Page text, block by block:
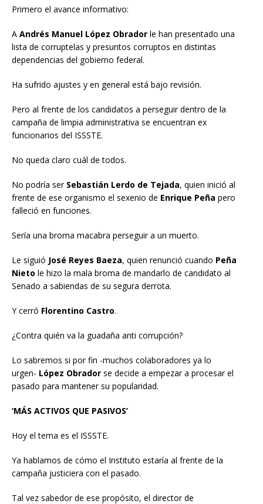
Primero el avance informativo:
A Andrés Manuel López Obrador le han presentado una
lista de corruptelas y presuntos corruptos en distintas
dependencias del gobierno federal.
Ha sufrido ajustes y en general está bajo revisión.
Pero al frente de los candidatos a perseguir dentro de la
campaña de limpia administrativa se encuentran ex
funcionarios del ISSSTE.
No queda claro cuál de todos.
No podría ser Sebastián Lerdo de Tejada, quien inició al
frente de ese organismo el sexenio de Enrique Peña pero
falleció en funciones.
Sería una broma macabra perseguir a un muerto.
Le siguió José Reyes Baeza, quien renunció cuando Peña
Nieto le hizo la mala broma de mandarlo de candidato al
Senado a sabiendas de su segura derrota.
Y cerró Florentino Castro.
¿Contra quién va la guadaña anti corrupción?
Lo sabremos si por fin -muchos colaboradores ya lo
urgen- López Obrador se decide a empezar a procesar el
pasado para mantener su popularidad.
‘MÁS ACTIVOS QUE PASIVOS’
Hoy el tema es el ISSSTE.
Ya hablamos de cómo el Instituto estaría al frente de la
campaña justiciera con el pasado.
Tal vez sabedor de ese propósito, el director de